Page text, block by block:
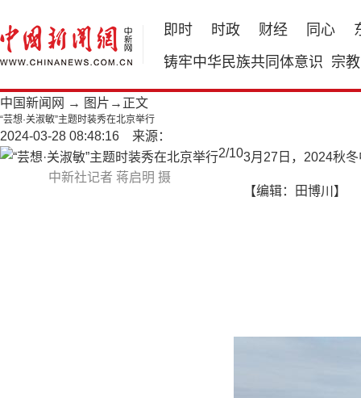
即时 时政 财经 同心
铸牢中华民族共同体意识 宗教
中国新闻网 → 图片 →正文
“芸想·关淑敏”主题时装秀在北京举行
2024-03-28 08:48:16 来源：
中新社记者 蒋启明 摄
2/103月27日，2024秋冬
【编辑：田博川】